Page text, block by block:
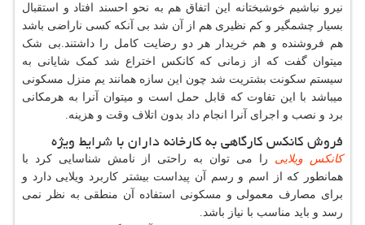
نیرو نباشیم خوشبختانه این اتفاق هم به نحو احسند افتاد و استقبال
بسیار چشمگیر و کم نظیری هم از آن شد بی آنکه کسی ناراضی باشد
هم فروشنده و هم خریدار هر دو رضایت کامل را داشتند.بی شک
میتوان گفت که از زمانی که کانکس اختراع شد کمک شایانی به
سیستم سکونت بشتریت شد چون این سازه همانند یم منزل مسکونی
میباشد با این تفاوت که قابل حمل است و میتوان آنرا به هرمکانی
برد و نصب و اجرای آنرا انجام داد بدون اتلاف وقت و هزینه.
فروش کانکس کارگاهی به کارخانه داران با شرایط ویژه
کانکس ویلایی را می توان به راحتی از نامش شناسایی کرد با
همانطور که از اسم و رسم آن پیداست بیشتر کاربرد ویلایی دارد و
برای مصارف معمولی و مسکونی استفاده آن منطقی به نظر نمی
رسد و باید مناسب با نیاز باشد.